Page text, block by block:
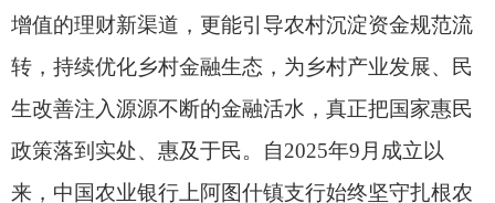
中，支行主动靠前、精准服务，目前已累计销售储
蓄国债124万元，在盘活农村闲置资金、完善农村
金融服务体系方面发挥了积极作用。
“此次揭牌落地，将进一步推动储蓄国债资源向
农村地区倾斜。下一步，中国农业银行阿图什市支